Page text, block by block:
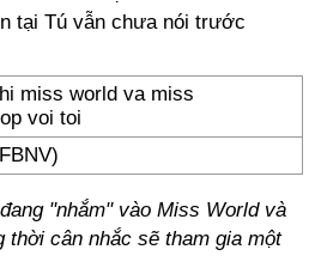
tại Tú vẫn chưa nói trước
"nhắm" vào Miss World và
thời cân nhắc sẽ tham gia một